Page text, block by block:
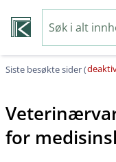
Siste besøkte sider (
for